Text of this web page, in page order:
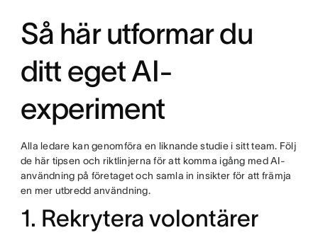
Så här utformar du
ditt eget AI-
experiment
Alla ledare kan genomföra en liknande studie i sitt team. Följ
de här tipsen och riktlinjerna för att komma igång med AI-
användning på företaget och samla in insikter för att främja
en mer utbredd användning.
1. Rekrytera volontärer